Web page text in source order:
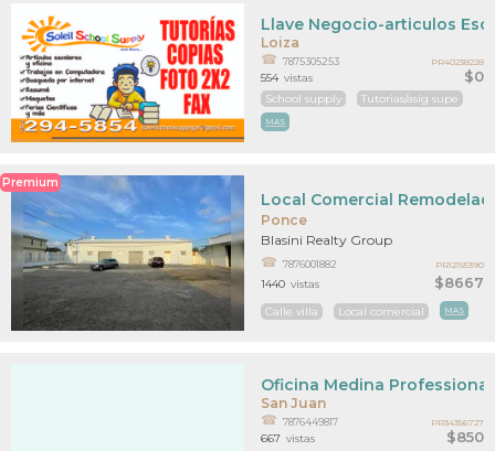
Loiza
$0
Llave Negocio-articulos
7875305253
School supply Tutorias/asig supe
MAS
554 vistas
PR40238228
Premium
Ponce
$8667
Local Comercial
Blasini Realty Group
7876001882
Calle villa Local comercial MAS
1440 vistas
PR12155390
San Juan
$850
Oficina Medina Professional
7876449817
667 vistas
PR34356727